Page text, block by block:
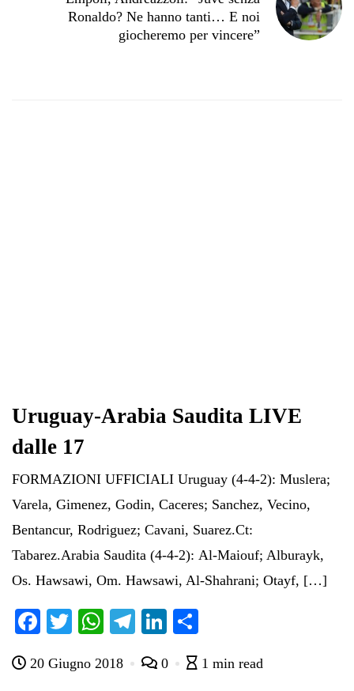
Ronaldo? Ne hanno tanti… E noi
giocheremo per vincere”
Uruguay-Arabia Saudita LIVE
dalle 17
FORMAZIONI UFFICIALI Uruguay (4-4-2): Muslera;
Varela, Gimenez, Godin, Caceres; Sanchez, Vecino,
Bentancur, Rodriguez; Cavani, Suarez.Ct:
Tabarez.Arabia Saudita (4-4-2): Al-Maiouf; Alburayk,
Os. Hawsawi, Om. Hawsawi, Al-Shahrani; Otayf, […]
Fa
bo
T
tte
W
ts
Te
gr
Li
ed di
20 Giugno 2018 0 1 min read